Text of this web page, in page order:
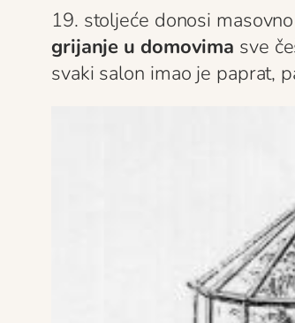
19. stoljeće donosi
grijanje u domovima sve
svaki salon imao je paprat,